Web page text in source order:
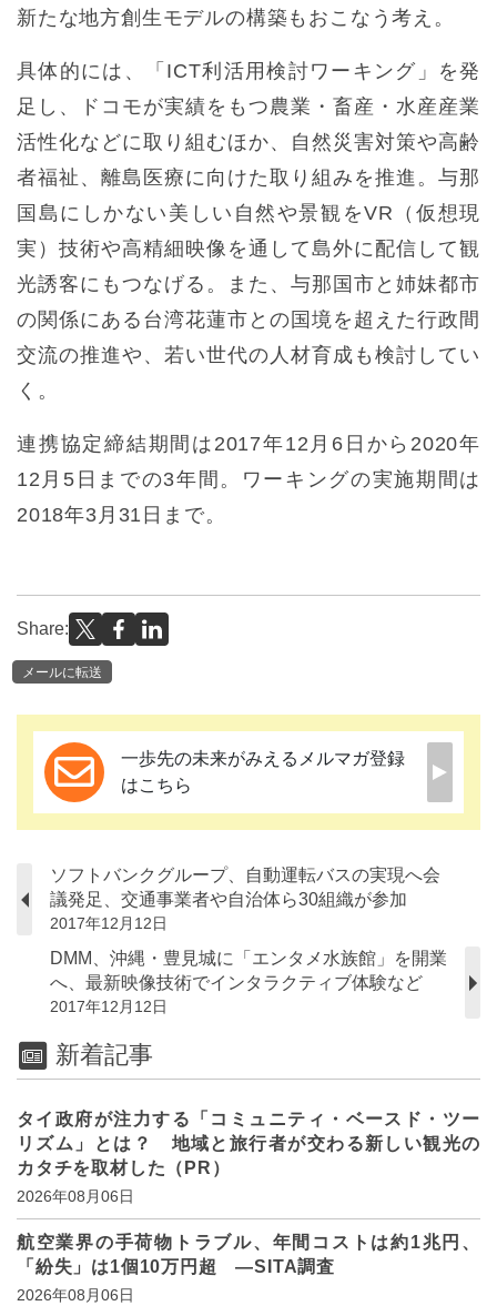
新たな地方創生モデルの構築もおこなう考え。
具体的には、「ICT利活用検討ワーキング」を発
足し、ドコモが実績をもつ農業・畜産・水産産業
活性化などに取り組むほか、自然災害対策や高齢
者福祉、離島医療に向けた取り組みを推進。与那
国島にしかない美しい自然や景観をVR（仮想現
実）技術や高精細映像を通して島外に配信して観
光誘客にもつなげる。また、与那国市と姉妹都市
の関係にある台湾花蓮市との国境を超えた行政間
交流の推進や、若い世代の人材育成も検討してい
く。
連携協定締結期間は2017年12月6日から2020年
12月5日までの3年間。ワーキングの実施期間は
2018年3月31日まで。
Share:
メールに転送
一歩先の未来がみえるメルマガ登録
はこちら
ソフトバンクグループ、自動運転バスの実現へ会
議発足、交通事業者や自治体ら30組織が参加
2017年12月12日
DMM、沖縄・豊見城に「エンタメ水族館」を開業
へ、最新映像技術でインタラクティブ体験など
2017年12月12日
新着記事
タイ政府が注力する「コミュニティ・ベースド・ツー
リズム」とは？ 地域と旅行者が交わる新しい観光の
カタチを取材した（PR）
2026年08月06日
航空業界の手荷物トラブル、年間コストは約1兆円、
「紛失」は1個10万円超 ―SITA調査
2026年08月06日